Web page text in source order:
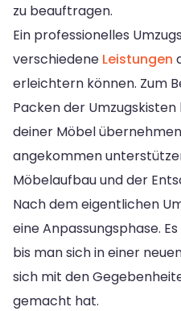
zu beauftragen.
Ein professionelles
verschiedene Leistungen
erleichtern können. Zum
Packen der
deiner Möbel
angekommen
Möbelaufbau und der
Nach dem eigentlichen
eine Anpassungsphase.
bis man sich in einer
sich mit den
gemacht hat.